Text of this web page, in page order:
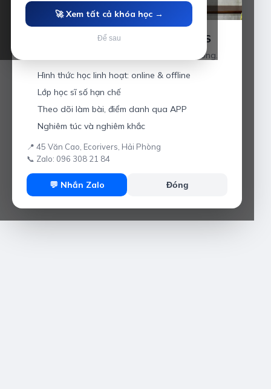
Luyện thi IELTS cùng Thầy Anh IELTS
Giáo viên hơn 10 năm kinh nghiệm tại Hải Phòng.
Hình thức học linh hoạt: online & offline
Lớp học sĩ số hạn chế
Theo dõi làm bài, điểm danh qua APP
Nghiêm túc và nghiêm khắc
📍 45 Văn Cao, Ecorivers, Hải Phòng
📞 Zalo: 096 308 21 84
💬 Nhắn Zalo Đóng
🚀 Xem tất cả khóa học →
Để sau